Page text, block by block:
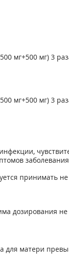
мг+500 мг) 3
мг+500 мг) 3
принимать
дозирования не
для матери